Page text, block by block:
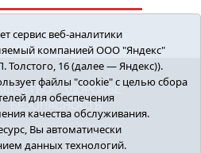
ЗДОРОВЬЕ
БЕЗОПАСНОСТЬ
район в деталях.
района
сервис веб-аналитики
компанией ООО "Яндекс"
Толстого, 16 (далее — Яндекс)).
файлы "cookie" с целью сбора
для обеспечения
качества обслуживания.
Вы автоматически
данных технологий.